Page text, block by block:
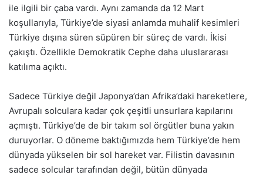
ile ilgili bir çaba vardı. Aynı zamanda da 12 Mart
koşullarıyla, Türkiye’de siyasi anlamda muhalif kesimleri
Türkiye dışına süren süpüren bir süreç de vardı. İkisi
çakıştı. Özellikle Demokratik Cephe daha uluslararası
katılıma açıktı.
Sadece Türkiye değil Japonya’dan Afrika’daki hareketlere,
Avrupalı solculara kadar çok çeşitli unsurlara kapılarını
açmıştı. Türkiye’de de bir takım sol örgütler buna yakın
duruyorlar. O döneme baktığımızda hem Türkiye’de hem
dünyada yükselen bir sol hareket var. Filistin davasının
sadece solcular tarafından değil, bütün dünyada